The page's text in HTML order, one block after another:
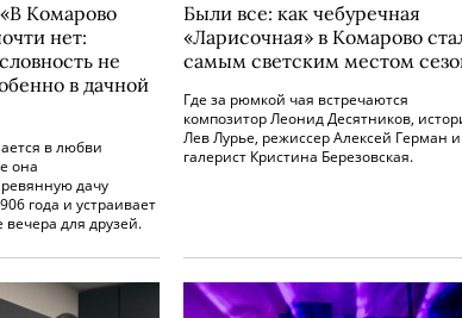
Комарово
нет:
не
в дачной
в любви
она
дачу
года и устраивает
для друзей.
Были все: как чебуречная
«Ларисочная» в ­Комарово
самым светским местом
Где за рюмкой чая встречаются
композитор Леонид Десятников,
Лев Лурье, режиссер Алексей Герман и
галерист Кристина Березовская.